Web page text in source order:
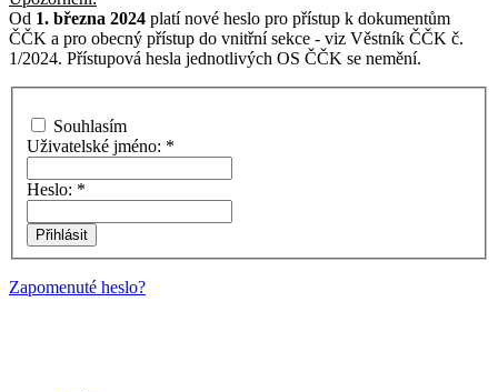
Od 1. března 2024 platí nové heslo pro přístup k dokumentům
ČČK a pro obecný přístup do vnitřní sekce - viz Věstník ČČK č.
1/2024. Přístupová hesla jednotlivých OS ČČK se nemění.
Souhlasím
Uživatelské jméno: *
Heslo: *
Zapomenuté heslo?